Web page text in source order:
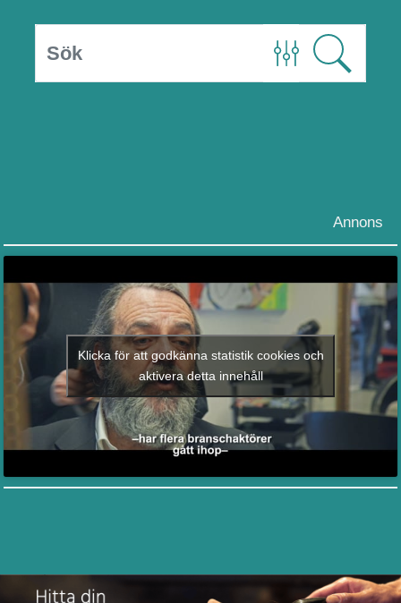
Annons
Klicka för att godkänna statistik cookies och
aktivera detta innehåll